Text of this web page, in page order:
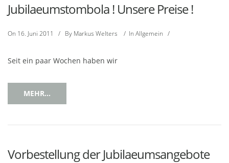
Jubilaeumstombola ! Unsere Preise !
On 16. Juni 2011 / By Markus Welters / In Allgemein /
Seit ein paar Wochen haben wir
MEHR...
Vorbestellung der Jubilaeumsangebote